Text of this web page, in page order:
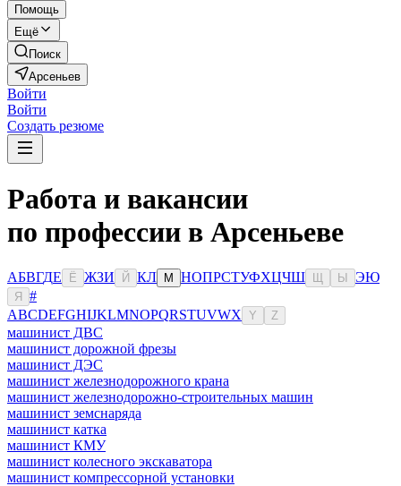
Помощь
Ещё
Поиск
Арсеньев
Войти
Войти
Создать резюме
Работа и вакансии
по профессии в Арсеньеве
АБВГДЕ Ё ЖЗИ Й КЛ М НОПРСТУФХЦЧШ Ы ЭЮ
Я
#
ABCDEFGHIJKLMNOPQRSTUVWX Y Z
машинист ДВС
машинист дорожной фрезы
машинист ДЭС
машинист железнодорожного крана
машинист железнодорожно-строительных машин
машинист земснаряда
машинист катка
машинист КМУ
машинист колесного экскаватора
машинист компрессорной установки